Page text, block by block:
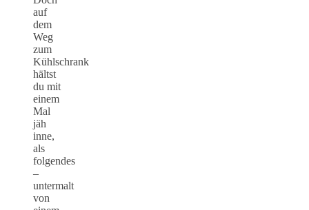
auf
dem
Weg
zum
Kühlschrank
hältst
du mit
einem
Mal
jäh
inne,
als
folgendes
–
untermalt
von